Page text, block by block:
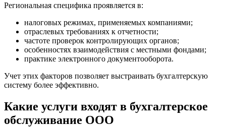
Региональная специфика проявляется в:
налоговых режимах, применяемых компаниями;
отраслевых требованиях к отчетности;
частоте проверок контролирующих органов;
особенностях взаимодействия с местными фондами;
практике электронного документооборота.
Учет этих факторов позволяет выстраивать бухгалтерскую
систему более эффективно.
Какие услуги входят в бухгалтерское
обслуживание ООО